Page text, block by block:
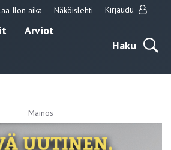
Ilon aika Näköislehti Kirjaudu
Arviot
Haku
Mainos